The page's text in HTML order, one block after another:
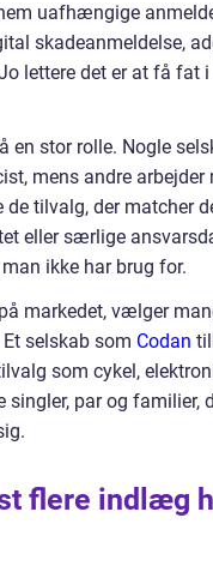
uafhængige
skadeanmeldelse,
lettere det er at få fat i
stor rolle. Nogle
mens andre arbejder
tilvalg, der matcher
eller særlige
ikke har brug for.
markedet, vælger
selskab som Codan
som cykel,
par og familier,
flere indlæg